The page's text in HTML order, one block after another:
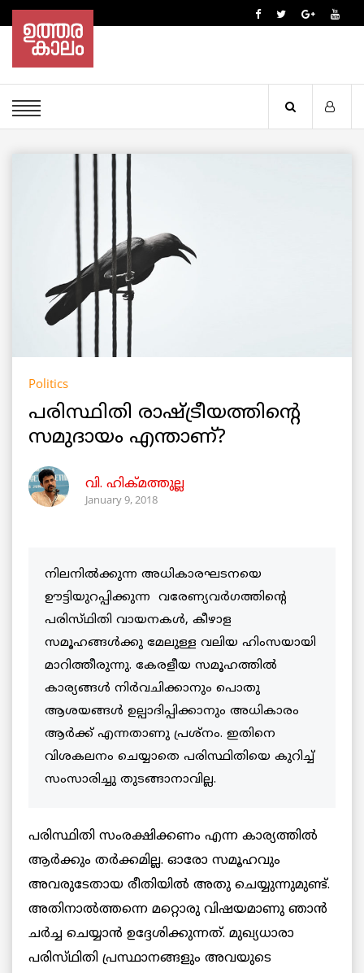
Politics
പരിസ്ഥിതി രാഷ്ട്രീയത്തിന്റെ
സമുദായം എന്താണ്?
വി. ഹിക്മത്തുല്ല
January 9, 2018
നിലനിൽക്കുന്ന അധികാരഘടനയെ
ഊട്ടിയുറപ്പിക്കുന്ന വരേണ്യവർഗത്തിന്റെ
പരിസ്‌ഥിതി വായനകൾ, കീഴാള
സമൂഹങ്ങൾക്കു മേലുള്ള വലിയ ഹിംസയായി
മാറിത്തീരുന്നു. കേരളീയ സമൂഹത്തിൽ
കാര്യങ്ങൾ നിർവചിക്കാനും പൊതു
ആശയങ്ങൾ ഉല്പാദിപ്പിക്കാനും അധികാരം
ആർക്ക് എന്നതാണു പ്രശ്നം. ഇതിനെ
വിശകലനം ചെയ്യാതെ പരിസ്ഥിതിയെ കുറിച്ച്
സംസാരിച്ചു തുടങ്ങാനാവില്ല.
പരിസ്ഥിതി സംരക്ഷിക്കണം എന്ന കാര്യത്തിൽ
ആർക്കും തർക്കമില്ല. ഓരോ സമൂഹവും
അവരുടേതായ രീതിയിൽ അതു ചെയ്യുന്നുമുണ്ട്.
അതിനാൽത്തന്നെ മറ്റൊരു വിഷയമാണു ഞാൻ
ചർച്ച ചെയ്യാൻ ഉദ്ദേശിക്കുന്നത്. മുഖ്യധാരാ
പരിസ്‌ഥിതി പ്രസ്ഥാനങ്ങളും അവയുടെ